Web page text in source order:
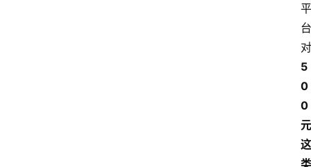
平
台
对
5
0
0
元
这
类